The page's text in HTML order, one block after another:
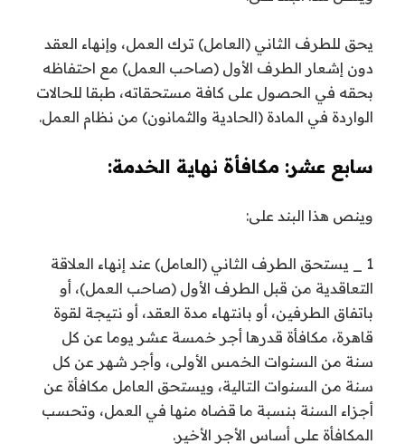
يحق للطرف الثاني (العامل) ترك العمل، وإنهاء العقد
دون إشعار الطرف الأول (صاحب العمل) مع احتفاظه
بحقه في الحصول على كافة مستحقاته، طبقا للحالات
الواردة في المادة (الحادية والثمانون) من نظام العمل.
سابع عشر: مكافأة نهاية الخدمة:
وينص هذا البند على:
1 _ يستحق الطرف الثاني (العامل) عند إنهاء العلاقة
التعاقدية من قبل الطرف الأول (صاحب العمل)، أو
باتفاق الطرفين، أو بانتهاء مدة العقد، أو نتيجة لقوة
قاهرة، مكافأة قدرها أجر خمسة عشر يوما عن كل
سنة من السنوات الخمس الأولى، وأجر شهر عن كل
سنة من السنوات التالية، ويستحق العامل مكافأة عن
أجزاء السنة بنسبة ما قضاه منها في العمل، وتحسب
المكافأة على أساس الأجر الأخير.